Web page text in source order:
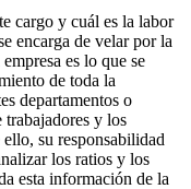
cargo y cuál es la labor
encarga de velar por la
es lo que se
de toda la
departamentos o
y los
su responsabilidad
los ratios y los
esta información de la